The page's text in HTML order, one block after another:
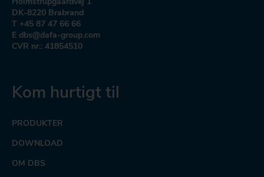
DK-8220 Brabrand
T +45 87 47 66 66
E dbs@dafa-group.com
CVR nr.: 41854510
Kom hurtigt til
PRODUKTER
DOWNLOAD
OM DBS